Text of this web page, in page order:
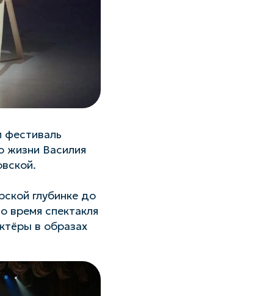
жизни Василия
глубинке до
время спектакля
в образах